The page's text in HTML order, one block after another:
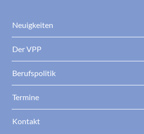
Neuigkeiten
Der VPP
Berufspolitik
Termine
Kontakt